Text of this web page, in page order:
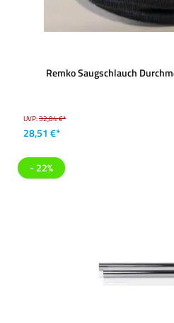
Remko Saugschlauch
UVP:32,84 €*
28,51 €*
- 22%